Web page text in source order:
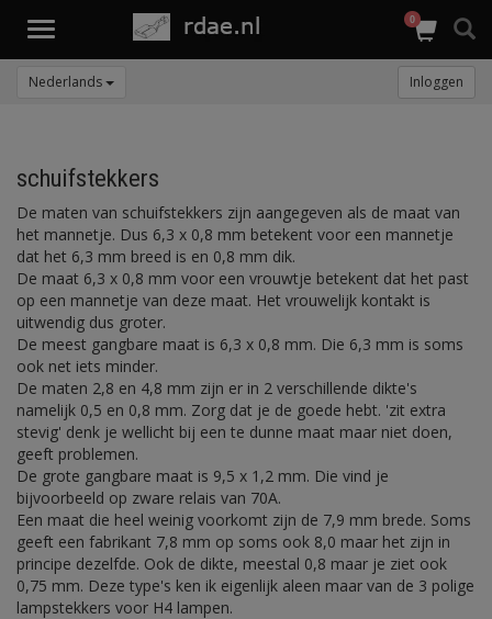
Toggle
0
Nederlands Inloggen
schuifstekkers
De maten van schuifstekkers zijn aangegeven als de maat van
het mannetje. Dus 6,3 x 0,8 mm betekent voor een mannetje
dat het 6,3 mm breed is en 0,8 mm dik.
De maat 6,3 x 0,8 mm voor een vrouwtje betekent dat het past
op een mannetje van deze maat. Het vrouwelijk kontakt is
uitwendig dus groter.
De meest gangbare maat is 6,3 x 0,8 mm. Die 6,3 mm is soms
ook net iets minder.
De maten 2,8 en 4,8 mm zijn er in 2 verschillende dikte's
namelijk 0,5 en 0,8 mm. Zorg dat je de goede hebt. 'zit extra
stevig' denk je wellicht bij een te dunne maat maar niet doen,
geeft problemen.
De grote gangbare maat is 9,5 x 1,2 mm. Die vind je
bijvoorbeeld op zware relais van 70A.
Een maat die heel weinig voorkomt zijn de 7,9 mm brede. Soms
geeft een fabrikant 7,8 mm op soms ook 8,0 maar het zijn in
principe dezelfde. Ook de dikte, meestal 0,8 maar je ziet ook
0,75 mm. Deze type's ken ik eigenlijk aleen maar van de 3 polige
lampstekkers voor H4 lampen.